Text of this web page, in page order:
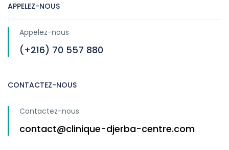
APPELEZ-NOUS
Appelez-nous
(+216) 70 557 880
CONTACTEZ-NOUS
Contactez-nous
contact@clinique-djerba-centre.com